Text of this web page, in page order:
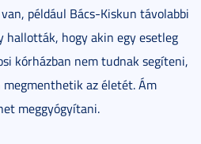
például Bács-Kiskun távolabbi
hallották, hogy akin egy esetleg
kórházban nem tudnak segíteni,
az életét. Ám
meggyógyítani.